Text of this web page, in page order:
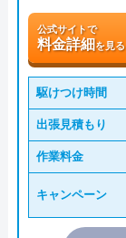
公式サイトで
料金詳細を見る
駆けつけ時間
出張見積もり
作業料金
キャンペーン